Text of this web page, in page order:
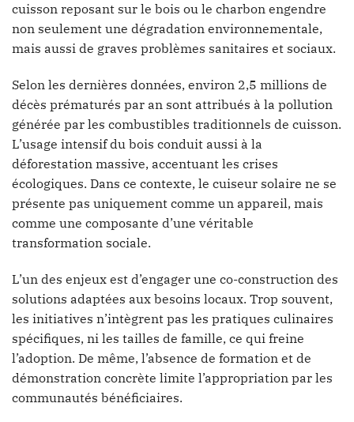
cuisson reposant sur le bois ou le charbon engendre
non seulement une dégradation environnementale,
mais aussi de graves problèmes sanitaires et sociaux.
Selon les dernières données, environ 2,5 millions de
décès prématurés par an sont attribués à la pollution
générée par les combustibles traditionnels de cuisson.
L’usage intensif du bois conduit aussi à la
déforestation massive, accentuant les crises
écologiques. Dans ce contexte, le cuiseur solaire ne se
présente pas uniquement comme un appareil, mais
comme une composante d’une véritable
transformation sociale.
L’un des enjeux est d’engager une co-construction des
solutions adaptées aux besoins locaux. Trop souvent,
les initiatives n’intègrent pas les pratiques culinaires
spécifiques, ni les tailles de famille, ce qui freine
l’adoption. De même, l’absence de formation et de
démonstration concrète limite l’appropriation par les
communautés bénéficiaires.